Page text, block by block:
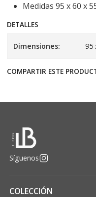
Medidas 95 x 60 x
DETALLES
Dimensiones: 95
COMPARTIR ESTE
Síguenos
COLECCIÓN